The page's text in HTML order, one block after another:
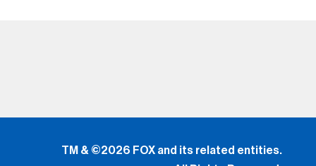
TM & ©2026 FOX and its related entities.